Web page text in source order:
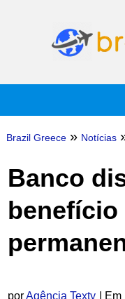
Brazil Greece » Notícias
Banco
benefício
porAgência Texty | Em